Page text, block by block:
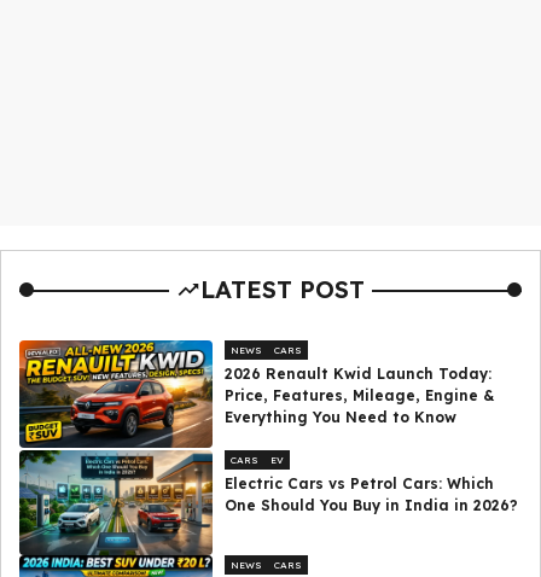
LATEST POST
NEWS CARS
2026 Renault Kwid Launch Today:
Price, Features, Mileage, Engine &
Everything You Need to Know
CARS EV
Electric Cars vs Petrol Cars: Which
One Should You Buy in India in 2026?
NEWS CARS